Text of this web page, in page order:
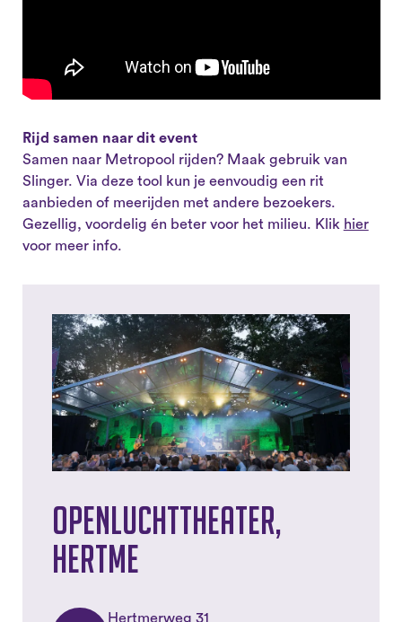
Rijd samen naar dit event
Samen naar Metropool rijden? Maak gebruik van
Slinger. Via deze tool kun je eenvoudig een rit
aanbieden of meerijden met andere bezoekers.
Gezellig, voordelig én beter voor het milieu. Klik hier
voor meer info.
Openluchttheater,
Hertme
Hertmerweg 31